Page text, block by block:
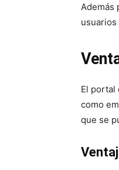
Además
El portal
como
que se